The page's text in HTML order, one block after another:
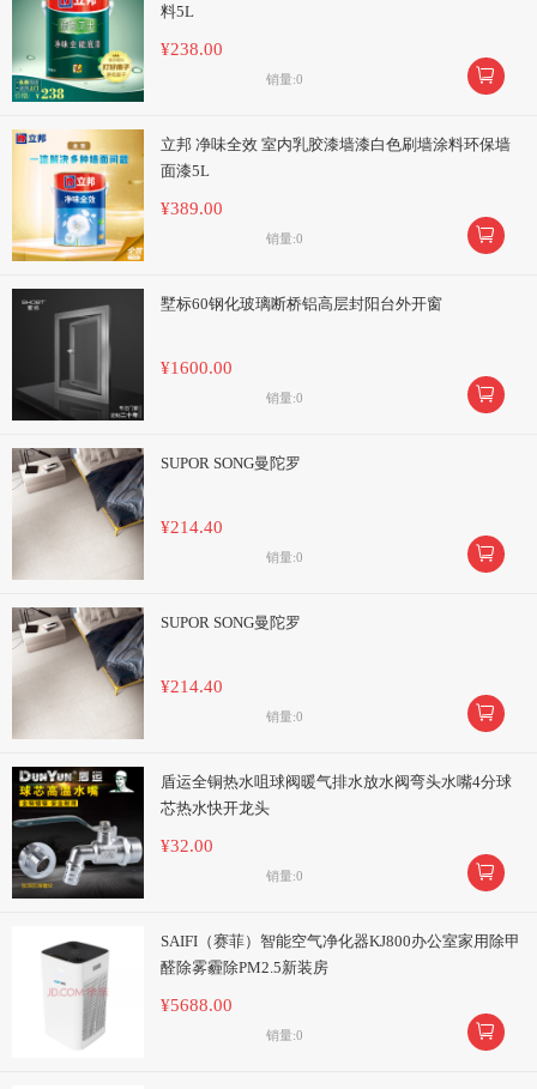
料5L
¥238.00
销量:0 
立邦 净味全效 室内乳胶漆墙漆白色刷墙涂料环保墙
面漆5L
¥389.00
销量:0 
墅标60钢化玻璃断桥铝高层封阳台外开窗
¥1600.00
销量:0 
SUPOR SONG曼陀罗
¥214.40
销量:0 
SUPOR SONG曼陀罗
¥214.40
销量:0 
盾运全铜热水咀球阀暖气排水放水阀弯头水嘴4分球
芯热水快开龙头
¥32.00
销量:0 
SAIFI（赛菲）智能空气净化器KJ800办公室家用除甲
醛除雾霾除PM2.5新装房
¥5688.00
销量:0 